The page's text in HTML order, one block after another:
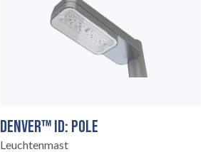
DENVER™ ID: POLE
Leuchtenmast